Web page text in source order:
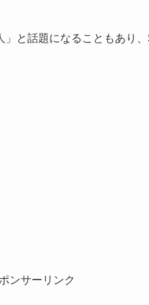
と話題になることもあり
ンサーリンク